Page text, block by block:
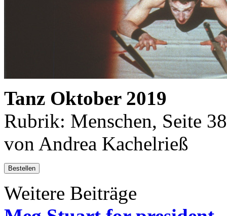
Tanz Oktober 2019
Rubrik: Menschen, Seite 38
von Andrea Kachelrieß
Bestellen
Weitere Beiträge